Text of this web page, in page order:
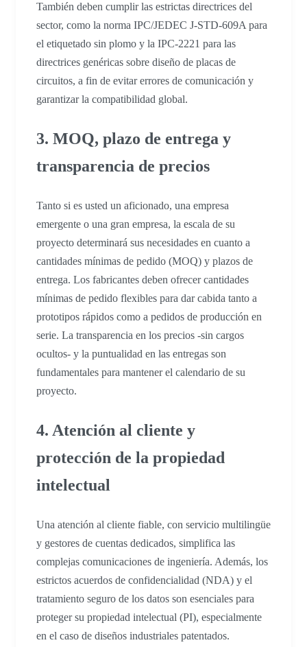
También deben cumplir las estrictas directrices del
sector, como la norma IPC/JEDEC J-STD-609A para
el etiquetado sin plomo y la IPC-2221 para las
directrices genéricas sobre diseño de placas de
circuitos, a fin de evitar errores de comunicación y
garantizar la compatibilidad global.
3. MOQ, plazo de entrega y
transparencia de precios
Tanto si es usted un aficionado, una empresa
emergente o una gran empresa, la escala de su
proyecto determinará sus necesidades en cuanto a
cantidades mínimas de pedido (MOQ) y plazos de
entrega. Los fabricantes deben ofrecer cantidades
mínimas de pedido flexibles para dar cabida tanto a
prototipos rápidos como a pedidos de producción en
serie. La transparencia en los precios -sin cargos
ocultos- y la puntualidad en las entregas son
fundamentales para mantener el calendario de su
proyecto.
4. Atención al cliente y
protección de la propiedad
intelectual
Una atención al cliente fiable, con servicio multilingüe
y gestores de cuentas dedicados, simplifica las
complejas comunicaciones de ingeniería. Además, los
estrictos acuerdos de confidencialidad (NDA) y el
tratamiento seguro de los datos son esenciales para
proteger su propiedad intelectual (PI), especialmente
en el caso de diseños industriales patentados.